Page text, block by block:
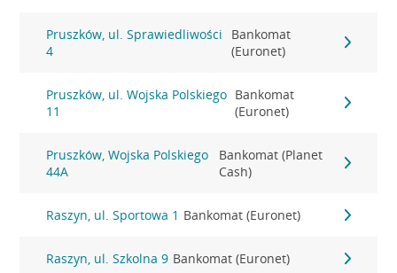
Pruszków, ul. Sprawiedliwości
4
Bankomat
(Euronet)
Pruszków, ul. Wojska Polskiego
11
Bankomat
(Euronet)
Pruszków, Wojska Polskiego
44A
Bankomat (Planet
Cash)
Raszyn, ul. Sportowa 1 Bankomat (Euronet)
Raszyn, ul. Szkolna 9 Bankomat (Euronet)